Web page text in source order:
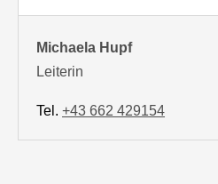
Michaela Hupf
Leiterin
Tel.+43 662 429154